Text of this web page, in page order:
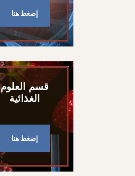
إضغط هنا
قسم العلوم
الغذائية
إضغط هنا